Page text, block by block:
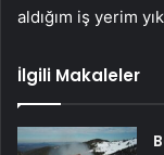
aldığım iş yerim
İlgili Makaleler